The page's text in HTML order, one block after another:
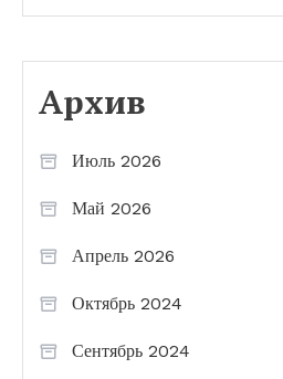
Архив
Июль 2026
Май 2026
Апрель 2026
Октябрь 2024
Сентябрь 2024